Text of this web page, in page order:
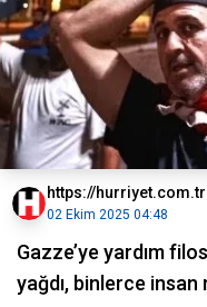
https://hurriyet.com.tr
02 Ekim 2025 04:48
Gazze’ye yardım
yağdı, binlerce